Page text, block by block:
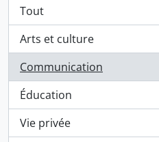
Tout
Arts et culture
, 1 résultats
Communication
, 1 résultats
Éducation
, 1 résultats
Vie privée
, 1 résultats